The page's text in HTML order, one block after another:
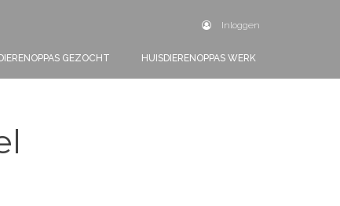
Inloggen
GEZOCHT HUISDIERENOPPAS WERK